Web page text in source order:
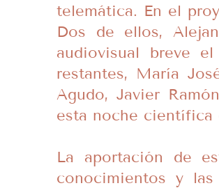
telemática. En el
Dos de ellos,
audiovisual breve
restantes, María
Agudo, Javier
esta noche científica
La aportación de
conocimientos y